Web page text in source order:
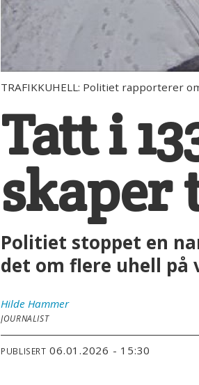
TRAFIKKUHELL: Politiet rapporterer
Tatt i
skaper
Politiet stoppet en
det om flere uhell på
Hilde Hammer
JOURNALIST
PUBLISERT 06.01.2026 - 15:30